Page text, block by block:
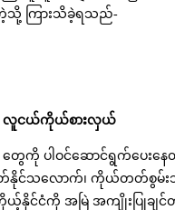
သို့ ကြားသိခဲ့ရသည်-
လူငယ်ကိုယ်စားလှယ်
ေကို ပါဝင်ဆောင်ရွက်ပေး
နိုင်သလောက်၊ ကိုယ်တတ်စွမ်
နိုင်ငံကို အမြဲ အကျိုးပြုချင်